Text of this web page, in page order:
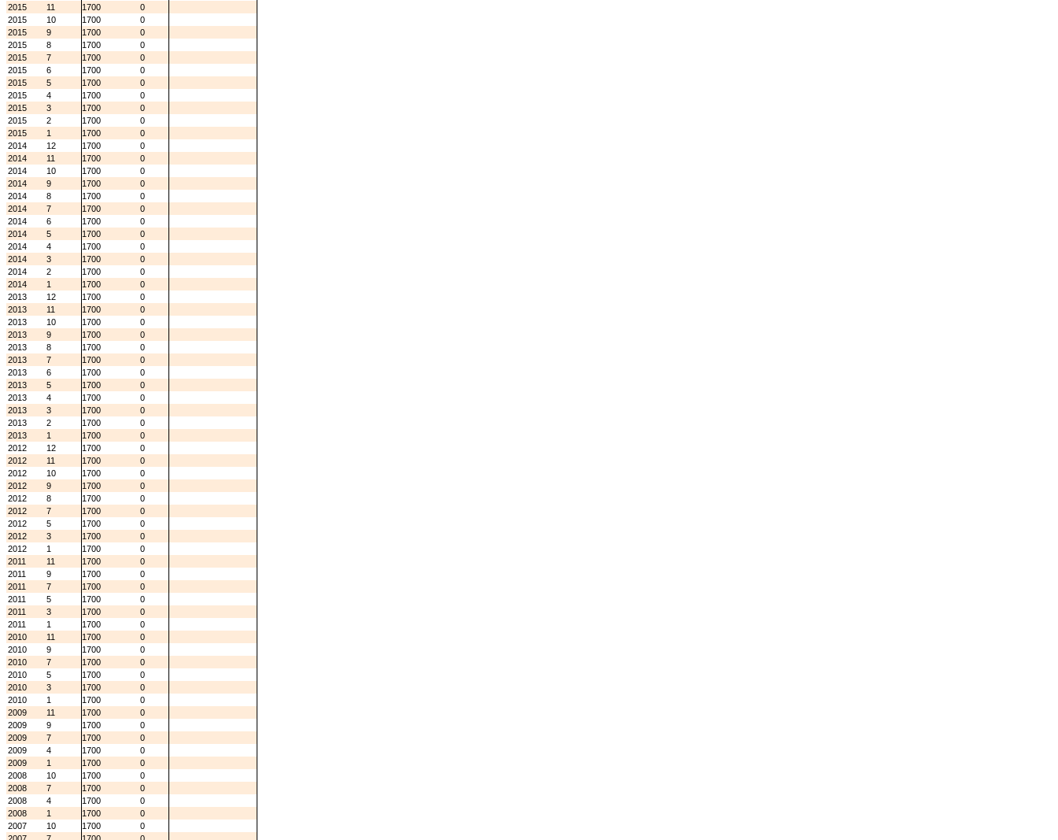
2015
11 1700
0
2015
10 1700
0
2015
9 1700
0
2015
8 1700
0
2015
7 1700
0
2015
6 1700
0
2015
5 1700
0
2015
4 1700
0
2015
3 1700
0
2015
2 1700
0
2015
1 1700
0
2014
12 1700
0
2014
11 1700
0
2014
10 1700
0
2014
9 1700
0
2014
8 1700
0
2014
7 1700
0
2014
6 1700
0
2014
5 1700
0
2014
4 1700
0
2014
3 1700
0
2014
2 1700
0
2014
1 1700
0
2013
12 1700
0
2013
11 1700
0
2013
10 1700
0
2013
9 1700
0
2013
8 1700
0
2013
7 1700
0
2013
6 1700
0
2013
5 1700
0
2013
4 1700
0
2013
3 1700
0
2013
2 1700
0
2013
1 1700
0
2012
12 1700
0
2012
11 1700
0
2012
10 1700
0
2012
9 1700
0
2012
8 1700
0
2012
7 1700
0
2012
5 1700
0
2012
3 1700
0
2012
1 1700
0
2011
11 1700
0
2011
9 1700
0
2011
7 1700
0
2011
5 1700
0
2011
3 1700
0
2011
1 1700
0
2010
11 1700
0
2010
9 1700
0
2010
7 1700
0
2010
5 1700
0
2010
3 1700
0
2010
1 1700
0
2009
11 1700
0
2009
9 1700
0
2009
7 1700
0
2009
4 1700
0
2009
1 1700
0
2008
10 1700
0
2008
7 1700
0
2008
4 1700
0
2008
1 1700
0
2007
10 1700
0